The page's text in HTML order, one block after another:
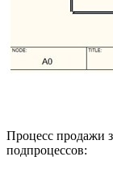
Процесс продажи
подпроцессов: